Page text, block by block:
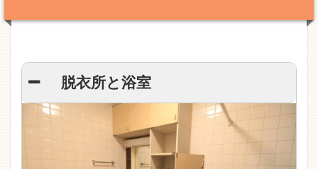
脱衣所と浴室